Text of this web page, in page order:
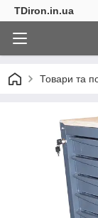
TDiron.in.ua
Товари та